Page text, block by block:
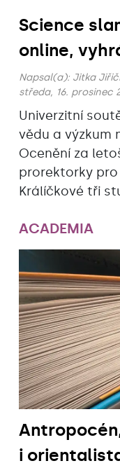
Science
online,
Napsal(a): Jitka
středa, 16. prosinec
Univerzitní
vědu a výzkum
Ocenění za
prorektorky
Králíčkové tři
ACADEMIA
i